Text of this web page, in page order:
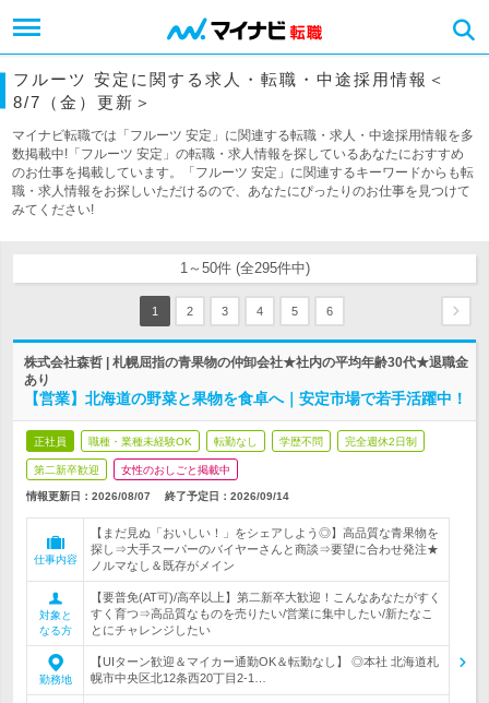
フルーツ 安定に関する求人・転職・中途採用情報＜
8/7（金）更新＞
マイナビ転職では「フルーツ 安定」に関連する転職・求人・中途採用情報を多
数掲載中!「フルーツ 安定」の転職・求人情報を探しているあなたにおすすめ
のお仕事を掲載しています。「フルーツ 安定」に関連するキーワードからも転
職・求人情報をお探しいただけるので、あなたにぴったりのお仕事を見つけて
みてください!
1～50件 (全295件中)
1 2 3 4 5 6
株式会社森哲 | 札幌屈指の青果物の仲卸会社★社内の平均年齢30代★退職金
あり
【営業】北海道の野菜と果物を食卓へ｜安定市場で若手活躍中！
正社員 職種・業種未経験OK 転勤なし 学歴不問 完全週休2日制
第二新卒歓迎 女性のおしごと掲載中
情報更新日：2026/08/07 終了予定日： 2026/09/14
仕事内容
【まだ見ぬ「おいしい！」をシェアしよう◎】高品質な青果物を
探し⇒大手スーパーのバイヤーさんと商談⇒要望に合わせ発注★
ノルマなし＆既存がメイン
対象と
なる方
【要普免(AT可)/高卒以上】第二新卒大歓迎！こんなあなたがすく
すく育つ⇒高品質なものを売りたい/営業に集中したい/新たなこ
とにチャレンジしたい
勤務地
【UIターン歓迎＆マイカー通勤OK＆転勤なし】 ◎本社 北海道札
幌市中央区北12条西20丁目2-1…